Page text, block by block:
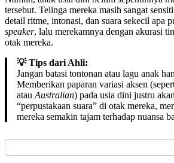
tersebut. Telinga mereka masih sangat
detail ritme, intonasi, dan suara sekecil apa
speaker, lalu merekamnya dengan akurasi
otak mereka.
💡 Tips dari Ahli:
Jangan batasi tontonan atau lagu anak
Memberikan paparan variasi aksen
atau Australian) pada usia dini justru
“perpustakaan suara” di otak mereka,
mereka semakin tajam terhadap nuansa